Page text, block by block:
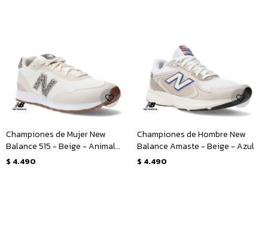
Championes de Mujer New
Balance 515 - Beige - Animal
Print
$ 4.490
Championes de Hombre New
Balance Amaste - Beige - Azul
$ 4.490